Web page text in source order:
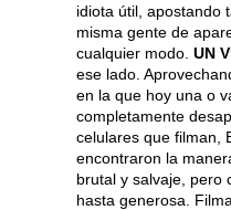
idiota útil, apostando
misma gente de
cualquier modo. UN
ese lado.
en la que hoy una o
completamente
celulares que filman,
encontraron la
brutal y salvaje, pero
hasta generosa.